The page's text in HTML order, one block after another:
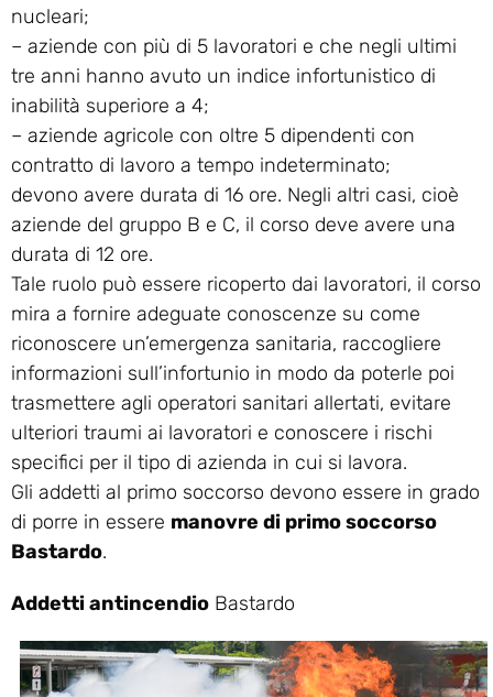
nucleari;
– aziende con più di 5 lavoratori e che negli ultimi
tre anni hanno avuto un indice infortunistico di
inabilità superiore a 4;
– aziende agricole con oltre 5 dipendenti con
contratto di lavoro a tempo indeterminato;
devono avere durata di 16 ore. Negli altri casi, cioè
aziende del gruppo B e C, il corso deve avere una
durata di 12 ore.
Tale ruolo può essere ricoperto dai lavoratori, il corso
mira a fornire adeguate conoscenze su come
riconoscere un’emergenza sanitaria, raccogliere
informazioni sull’infortunio in modo da poterle poi
trasmettere agli operatori sanitari allertati, evitare
ulteriori traumi ai lavoratori e conoscere i rischi
specifici per il tipo di azienda in cui si lavora.
Gli addetti al primo soccorso devono essere in grado
di porre in essere manovre di primo soccorso
Bastardo.
Addetti antincendio Bastardo